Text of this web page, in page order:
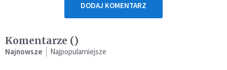
DODAJ KOMENTARZ
Komentarze ()
Najnowsze Najpopularniejsze